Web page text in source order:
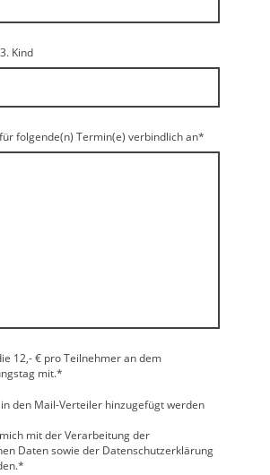
Kind
folgende(n) Termin(e) verbindlich an*
12,- € pro Teilnehmer an dem
mit.*
den Mail-Verteiler hinzugefügt werden
mit der Verarbeitung der
Daten sowie der Datenschutzerklärung
*